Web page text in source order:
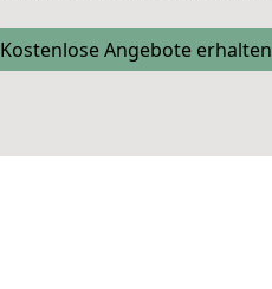
Kostenlose Angebote erhalten